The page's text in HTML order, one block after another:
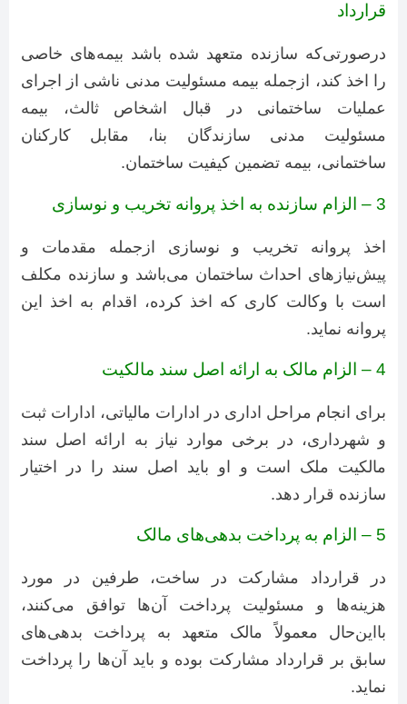
قرارداد
درصورتی‌که سازنده متعهد شده باشد بیمه‌های خاصی
را اخذ کند، ازجمله بیمه مسئولیت مدنی ناشی از اجرای
عملیات ساختمانی در قبال اشخاص ثالث، بیمه
مسئولیت مدنی سازندگان بنا، مقابل کارکنان
ساختمانی، بیمه تضمین کیفیت ساختمان.
3 – الزام سازنده به اخذ پروانه تخریب و نوسازی
اخذ پروانه تخریب و نوسازی ازجمله مقدمات و
پیش‌نیازهای احداث ساختمان می‌باشد و سازنده مکلف
است با وکالت کاری که اخذ کرده، اقدام به اخذ این
پروانه نماید.
4 – الزام مالک به ارائه اصل سند مالکیت
برای انجام مراحل اداری در ادارات مالیاتی، ادارات ثبت
و شهرداری، در برخی موارد نیاز به ارائه اصل سند
مالکیت ملک است و او باید اصل سند را در اختیار
سازنده قرار دهد.
5 – الزام به پرداخت بدهی‌های مالک
در قرارداد مشارکت در ساخت، طرفین در مورد
هزینه‌ها و مسئولیت پرداخت آن‌ها توافق می‌کنند،
بااین‌حال معمولاً مالک متعهد به پرداخت بدهی‌های
سابق بر قرارداد مشارکت بوده و باید آن‌ها را پرداخت
نماید.